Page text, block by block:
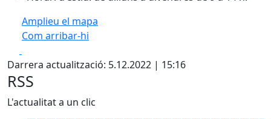
Amplieu el mapa
Com arribar-hi
+
−
Darrera actualització: 5.12.2022 | 15:16
RSS
L'actualitat a un clic